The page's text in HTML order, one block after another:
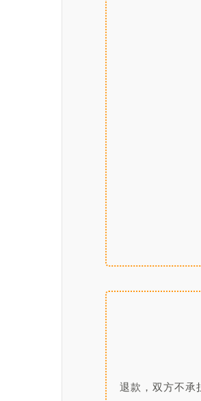
退款，双方不承